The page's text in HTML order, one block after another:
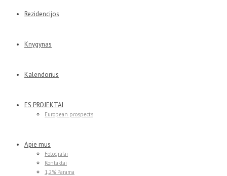
Rezidencijos
Knygynas
Kalendorius
ES PROJEKTAI
European prospects
Apie mus
Fotografai
Kontaktai
1,2% Parama